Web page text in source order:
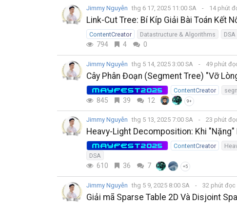
Jimmy Nguyễn thg 6 17, 2025 11:00 SA 14 phút
Link-Cut Tree: Bí Kíp Giải Bài Toán Kết
ContentCreator Datastructure & Algorithms DSA
794 4 0
Jimmy Nguyễn thg 5 14, 2025 3:00 SA 49 phút
Cây Phân Đoạn (Segment Tree) "Vỡ
MAYFEST2025 ContentCreator
845 39 12 9+
Jimmy Nguyễn thg 5 13, 2025 7:00 SA 23 phút
Heavy-Light Decomposition: Khi "Nặng"
MAYFEST2025 ContentCreator
DSA
610 36 7 +5
Jimmy Nguyễn thg 5 9, 2025 8:00 SA 32 phút đọc
Giải mã Sparse Table 2D Và Disjoint